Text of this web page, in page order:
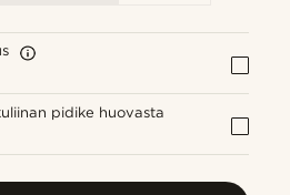
pidike huovasta